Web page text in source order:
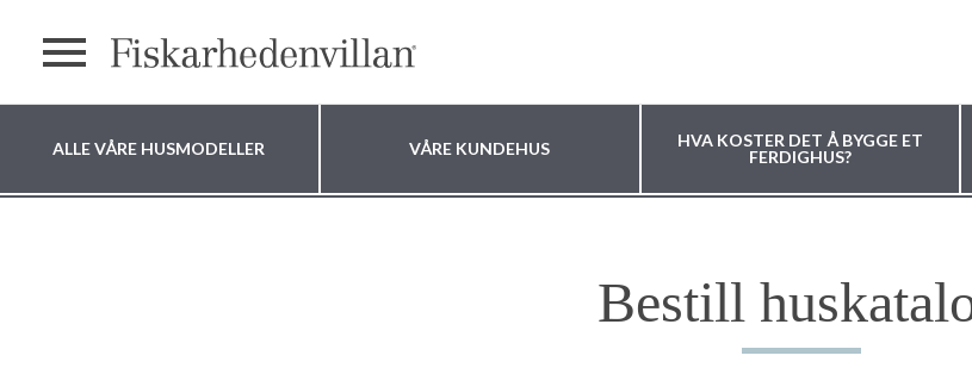
ALLE VÅRE HUSMODELLER VÅRE KUNDEHUS
HVA KOSTER DET Å BYGGE ET
FERDIGHUS?
Bestill